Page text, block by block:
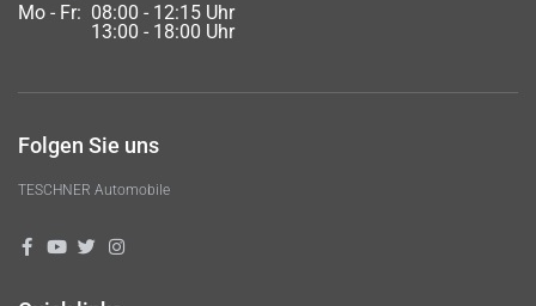
Mo - Fr: 08:00 - 12:15 Uhr
13:00 - 18:00 Uhr
Folgen Sie uns
TESCHNER Automobile